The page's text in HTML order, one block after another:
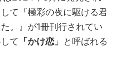
て『極彩の夜に駆ける君
。』が1冊刊行されてい
て 「かけ恋」
と呼ばれる